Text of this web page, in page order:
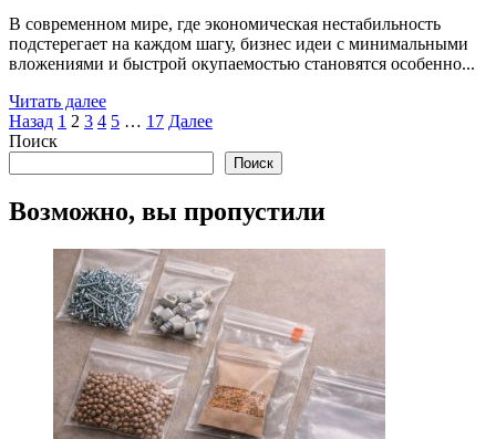
В современном мире, где экономическая нестабильность
подстерегает на каждом шагу, бизнес идеи с минимальными
вложениями и быстрой окупаемостью становятся особенно...
Читать далееRead
more
идеи
минимальными
и
быстрой
окупаемостью
Пагинация
записей
Назад 1 2 3 4 5 … 17 Далее
Поиск
Поиск
Возможно, вы пропустили